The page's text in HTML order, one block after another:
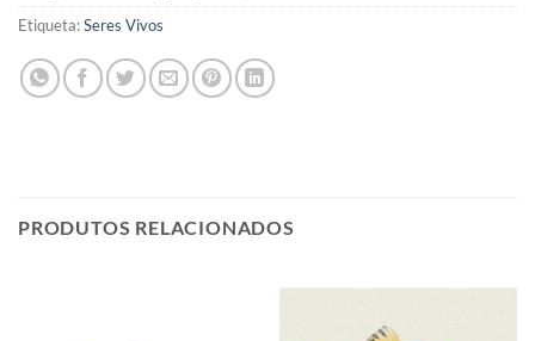
Etiqueta:Seres Vivos
PRODUTOS RELACIONADOS